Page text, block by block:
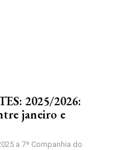
2025/2026:
janeiro e
a 7ª Companhia do